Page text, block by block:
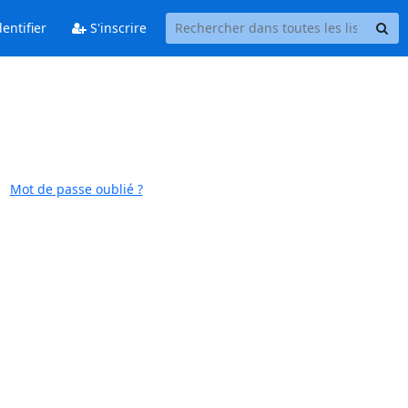
S'inscrire
Mot de passe oublié ?